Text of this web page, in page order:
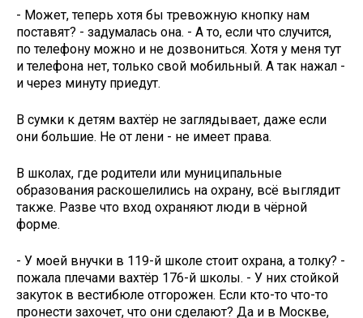
- Может, теперь хотя бы тревожную кнопку нам
поставят? - задумалась она. - А то, если что случится,
по телефону можно и не дозвониться. Хотя у меня тут
и телефона нет, только свой мобильный. А так нажал -
и через минуту приедут.
В сумки к детям вахтёр не заглядывает, даже если
они большие. Не от лени - не имеет ­права.
В школах, где родители или муниципальные
образования раскошелились на охрану, всё выглядит
также. Разве что вход охраняют люди в чёрной
форме.
- У моей внучки в 119-й школе стоит охрана, а толку? -
пожала плечами вахтёр ­176-й школы. - У них стойкой
закуток в вестибюле отгорожен. Если кто-то что-то
пронести захочет, что они сделают? Да и в Москве,